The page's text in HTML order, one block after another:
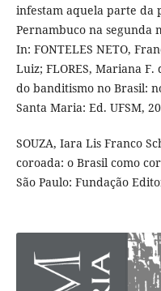
infestam aquela parte da
Pernambuco na segunda
In: FONTELES NETO,
Luiz; FLORES, Mariana
do banditismo no Brasil:
Santa Maria: Ed. UFSM,
SOUZA, Iara Lis Franco
coroada: o Brasil como
São Paulo: Fundação